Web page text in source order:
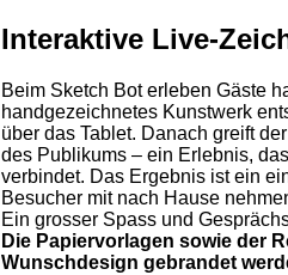
Interaktive Live-
Beim Sketch Bot erleben Gäste
handgezeichnetes Kunstwerk
über das Tablet. Danach greift
des Publikums – ein Erlebnis,
verbindet. Das Ergebnis ist ein
Besucher mit nach Hause
Ein grosser Spass und
Die Papiervorlagen sowie der
Wunschdesign gebrandet